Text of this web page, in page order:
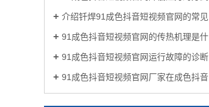
介绍钎焊91成色抖音短视频官网的常见类型有哪些
91成色抖音短视频官网的传热机理是什么?
91成色抖音短视频官网运行故障的诊断及处理方法
91成色抖音短视频官网厂家在成色抖音生活中有哪些作用？